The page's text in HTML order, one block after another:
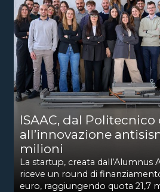
ISAAC, dal
all’innovazione
milioni
La startup, creata dall’Alumnus
riceve un round di
euro, raggiungendo quota 21,7